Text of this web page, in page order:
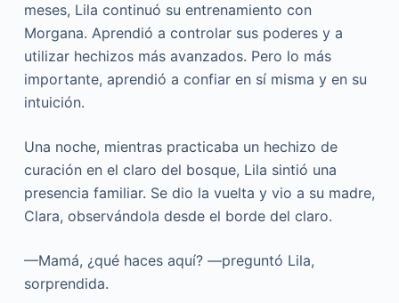
meses, Lila continuó su entrenamiento con
Morgana. Aprendió a controlar sus poderes y a
utilizar hechizos más avanzados. Pero lo más
importante, aprendió a confiar en sí misma y en su
intuición.
Una noche, mientras practicaba un hechizo de
curación en el claro del bosque, Lila sintió una
presencia familiar. Se dio la vuelta y vio a su madre,
Clara, observándola desde el borde del claro.
—Mamá, ¿qué haces aquí? —preguntó Lila,
sorprendida.